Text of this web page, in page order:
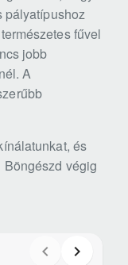
pályatípushoz
fűvel
jobb
A
és
végig